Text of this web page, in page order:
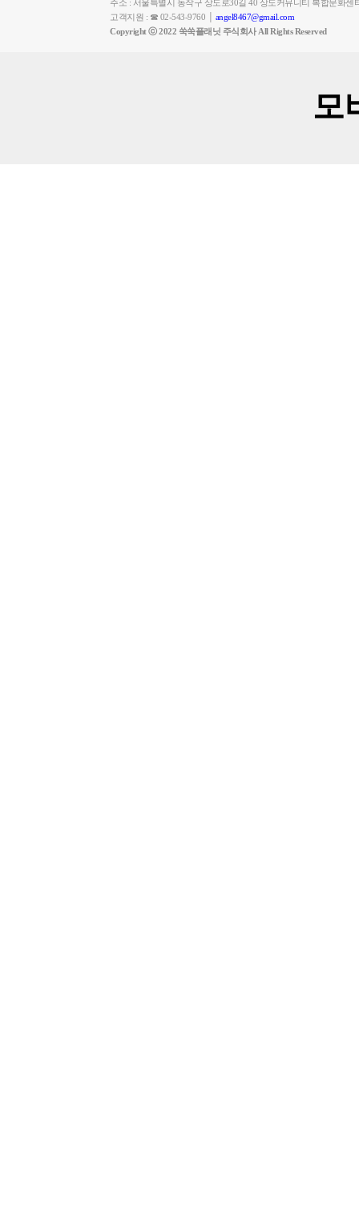
주소 : 서울특별시 동작구 상도로30길 40 상도커뮤니티 복합문화
고객지원 : ☎ 02-543-9760 │ angel8467@gmail.com
Copyright ⓒ 2022 쑥쑥플래닛 주식회사 All Rights Reserved
모